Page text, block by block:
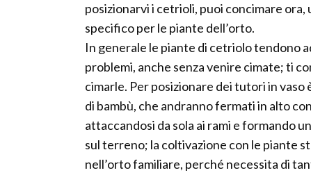
posizionarvi i cetrioli, puoi concimare
specifico per le piante dell’orto.
In generale le piante di cetriolo tendono
problemi, anche senza venire cimate; ti
cimarle. Per posizionare dei tutori in
di bambù, che andranno fermati in alto
attaccandosi da sola ai rami e formando
sul terreno; la coltivazione con le piante
nell’orto familiare, perché necessita di